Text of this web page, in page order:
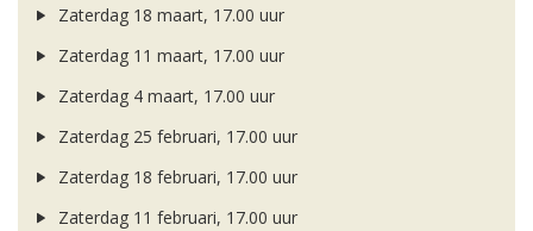
Zaterdag 18 maart, 17.00 uur
Zaterdag 11 maart, 17.00 uur
Zaterdag 4 maart, 17.00 uur
Zaterdag 25 februari, 17.00 uur
Zaterdag 18 februari, 17.00 uur
Zaterdag 11 februari, 17.00 uur